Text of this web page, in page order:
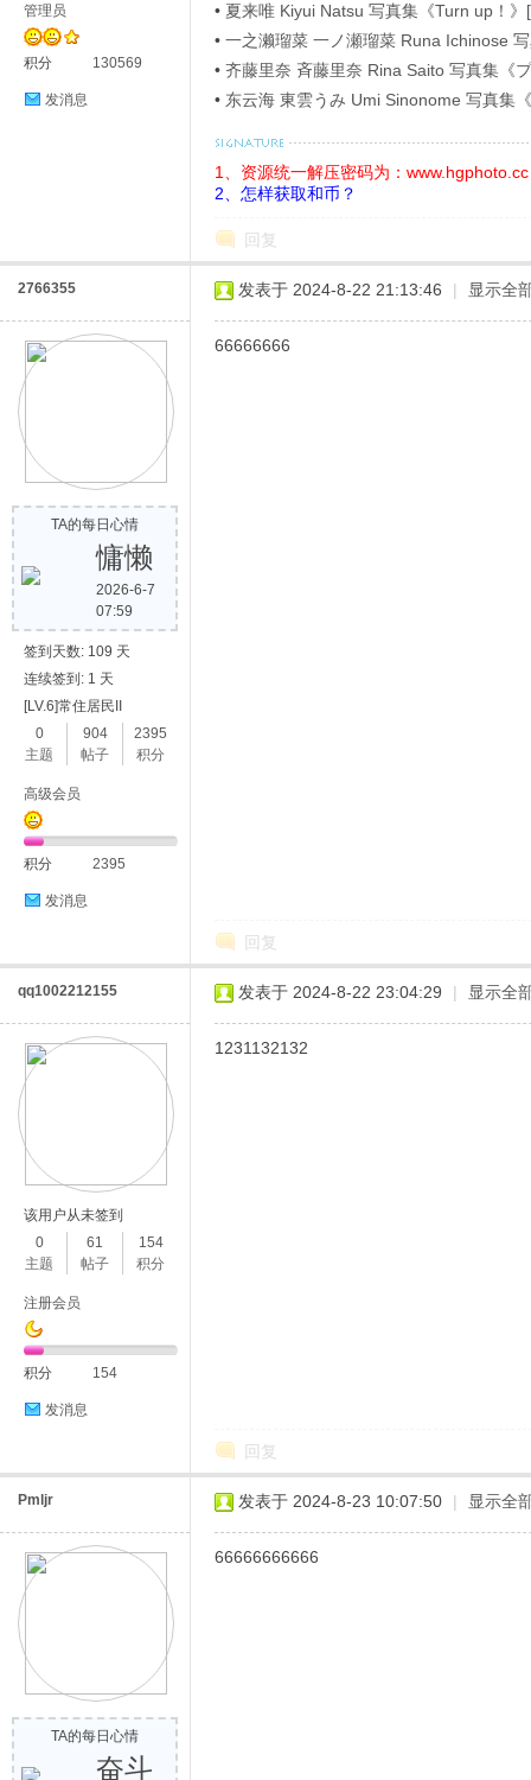
管理员
积分 130569
发消息
• 夏来唯 Kiyui Natsu 写真集《Turn up！》
• 一之濑瑠菜 一ノ瀬瑠菜 Runa Ichinose
ラビアＳＰ！４》[54P]
• 齐藤里奈 斉藤里奈 Rina Saito 写真集《
イ》[71P]
• 东云海 東雲うみ Umi Sinonome 写真集
1、资源统一解压密码为：www.hgphoto.cc
2、怎样获取和币？
回复
2766355
TA的每日心情
慵懒
2026-6-7
07:59
签到天数: 109 天
连续签到: 1 天
[LV.6]常住居民II
0
主题
904
帖子
2395
积分
高级会员
积分 2395
发消息
发表于 2024-8-22 21:13:46 | 显示全
66666666
回复
qq1002212155
该用户从未签到
0
主题
61
帖子
154
积分
注册会员
积分 154
发消息
发表于 2024-8-22 23:04:29 | 显示全
1231132132
回复
Pmljr
TA的每日心情
奋斗
发表于 2024-8-23 10:07:50 | 显示全
66666666666